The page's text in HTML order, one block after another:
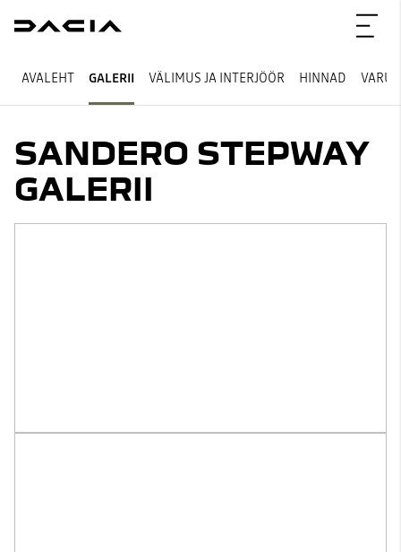
AVALEHT GALERII VÄLIMUS JA INTERJÖÖR HINNAD
SANDERO STEPWAY
GALERII